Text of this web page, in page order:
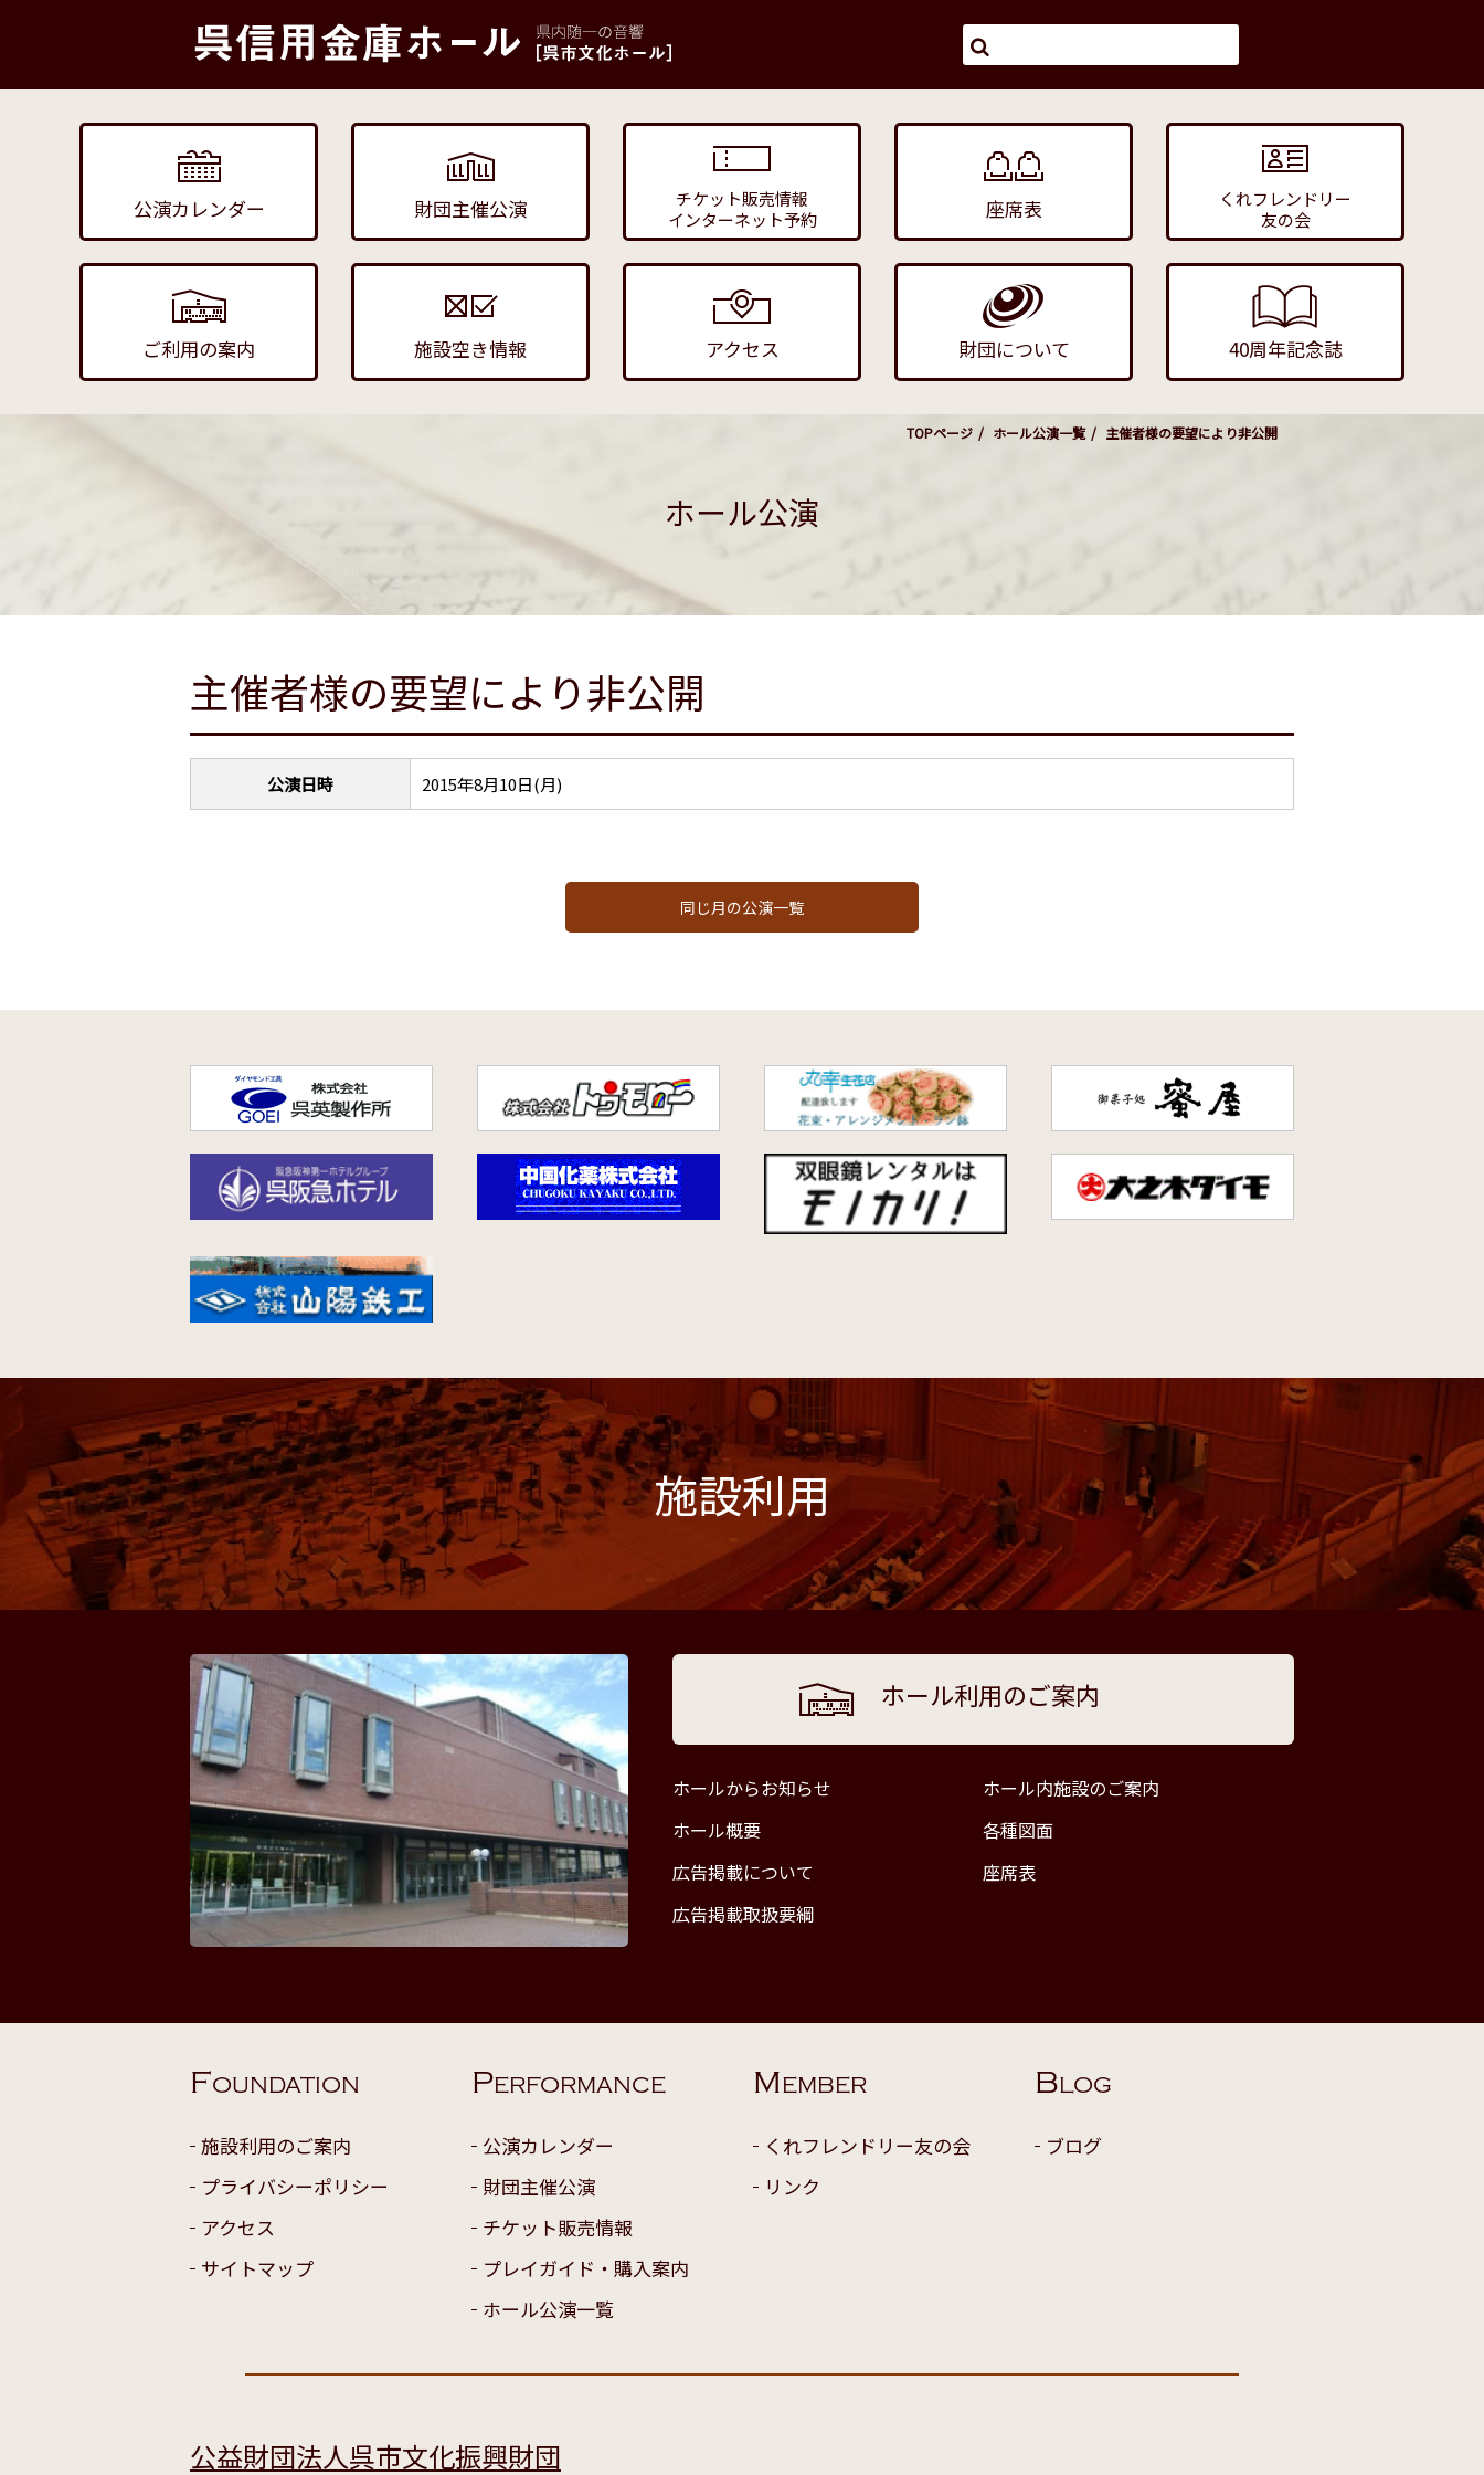
公演カレンダー 財団主催公演
チケット販売情報
インターネット予約
座席表
くれフレンドリー
友の会
ご利用の案内 施設空き情報 アクセス 財団について 40周年記念誌
TOPページ ホール公演一覧 主催者様の要望により非公開
ホール公演
主催者様の要望により非公開
公演日時 2015年8月10日(月)
同じ月の公演一覧
施設利用
ホール利用のご案内
ホールからお知らせ
ホール内施設のご案内
ホール概要
各種図面
広告掲載について
座席表
広告掲載取扱要綱
FOUNDATION
施設利用のご案内
プライバシーポリシー
アクセス
サイトマップ
PERFORMANCE
公演カレンダー
財団主催公演
チケット販売情報
プレイガイド・購入案内
ホール公演一覧
MEMBER
くれフレンドリー友の会
リンク
BLOG
ブログ
公益財団法人呉市文化振興財団